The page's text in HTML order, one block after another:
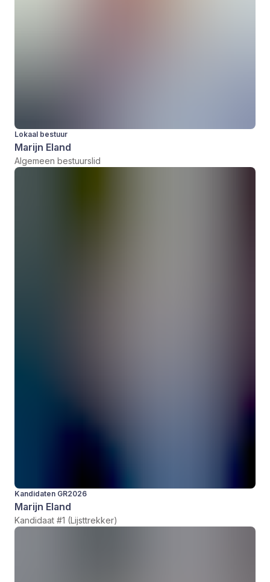
Lokaal bestuur
Marijn Eland
Algemeen bestuurslid
Kandidaten GR2026
Marijn Eland
Kandidaat #1 (Lijsttrekker)